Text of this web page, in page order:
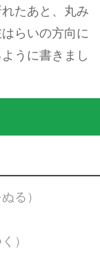
たあと、丸み
らいの方向に
うに書きまし
る）
）